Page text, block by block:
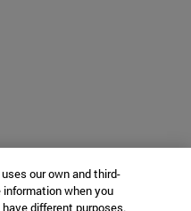
our own and third-
when you
different purposes.